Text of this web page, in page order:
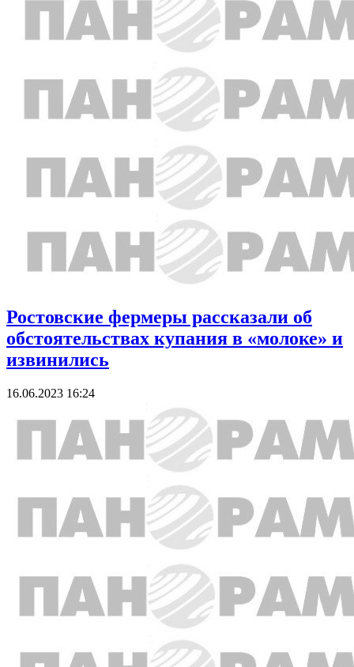
Ростовские фермеры рассказали об
обстоятельствах купания в «молоке» и
извинились
16.06.2023 16:24